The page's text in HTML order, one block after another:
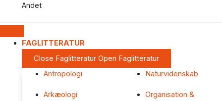
Andet
FAGLITTERATUR
Close Faglitteratur Open Faglitteratur
Antropologi
Arkæologi
Naturvidenskab
Organisation &